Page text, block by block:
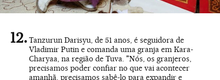
Tanzurun Darisyu, de 51 anos, é seguidora de
Vladimir Putin e comanda uma granja em Kara-
Charyaa, na região de Tuva. "Nós, os granjeros,
precisamos poder confiar no que vai acontecer
amanhã, precisamos sabê-lo para expandir e